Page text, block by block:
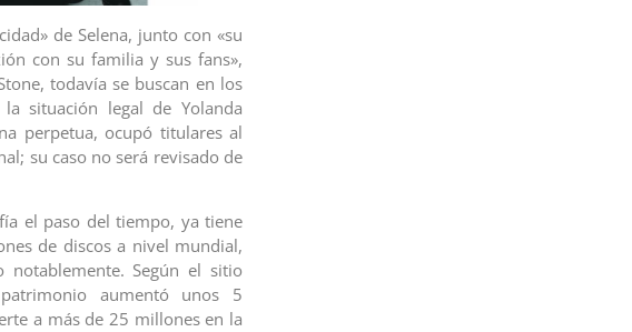
de Selena, junto con «su
con su familia y sus fans»,
todavía se buscan en los
situación legal de Yolanda
perpetua, ocupó titulares al
su caso no será revisado de
el paso del tiempo, ya tiene
de discos a nivel mundial,
notablemente. Según el sitio
aumentó unos 5
a más de 25 millones en la